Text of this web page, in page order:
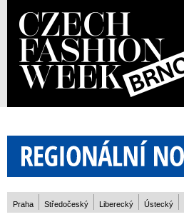
Praha Středočeský Liberecký Ústecký